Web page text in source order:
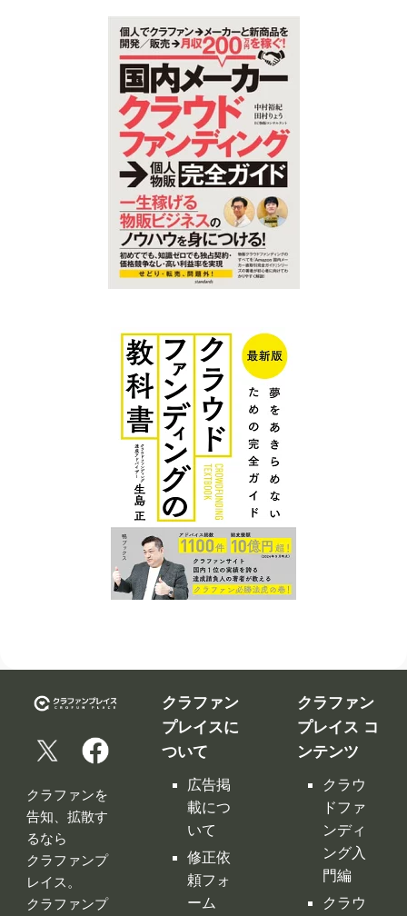
クラファンを
告知、拡散す
るなら
クラファンプ
レイス。
クラファンプ
クラファン
プレイスに
ついて
広告掲
載につ
いて
修正依
頼フォ
ーム
クラファン
プレイス コ
ンテンツ
クラウ
ドファ
ンディ
ング入
門編
クラウ